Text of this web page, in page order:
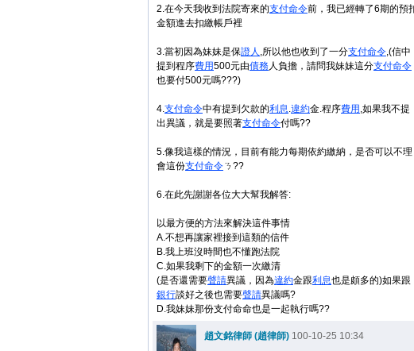
2.在今天我收到法院寄來的支付命令前，我已經轉了6期的預
金額進去扣繳帳戶裡
3.當初因為妹妹是保證人 ,所以他也收到了一分支付命令,(信中
提到程序費用500元由債務人負擔，請問我妹妹這分支付命令
也要付500元嗎???)
4.支付命令中有提到欠款的利息.違約金.程序費用 ,如果我不提
出異議，就是要照著支付命令付嗎??
5.像我這樣的情況，目前有能力每期依約繳納，是否可以不理
會這份支付命令ㄋ??
6.在此先謝謝各位大大幫我解答:
以最方便的方法來解決這件事情
A.不想再讓家裡接到這類的信件
B.我上班沒時間也不懂跑法院
C.如果我剩下的金額一次繳清
(是否還需要聲請異議，因為違約金跟利息也是頗多的)如果跟
銀行談好之後也需要聲請異議嗎?
D.我妹妹那份支付命命也是一起執行嗎??
趙文銘律師 (趙律師) 100-10-25 10:34